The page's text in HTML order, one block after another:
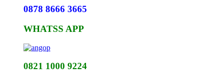
0878 8666 3665
WHATSS APP
0821 1000 9224